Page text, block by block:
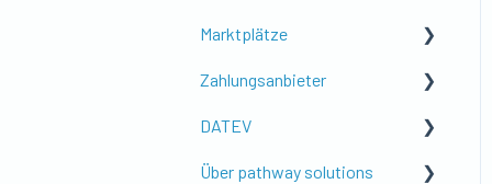
Amazon Shop / Order
Amazon Payout
Marktplätze
AboutYou
Ebay
Kaufland
Zahlungsanbieter
Allgemein
Shopify Payments
DATEV
DATEV
Über pathway solutions